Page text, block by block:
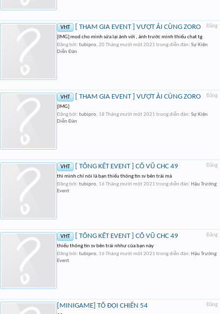
Đăng
VHT [ THAM GIA EVENT ] VƯỢT ẢI CÙNG ZORO
[IMG] mod cho mình sửa lại ảnh với , ảnh trước mình thiếu chat tg
Đăng bởi: tubipro, 20 Tháng mười một 2021 trong diễn đàn: Sự Kiện
Diễn Đàn
Đăng
VHT [ THAM GIA EVENT ] VƯỢT ẢI CÙNG ZORO
[IMG]
Đăng bởi: tubipro, 18 Tháng mười một 2021 trong diễn đàn: Sự Kiện
Diễn Đàn
Đăng
VHT [ TỔNG KẾT EVENT ] CỔ VŨ CHC 49
thì mình chỉ nói là bạn thiếu thông tin sv bên trái mà
Đăng bởi: tubipro, 16 Tháng mười một 2021 trong diễn đàn: Hậu Trường
Event
Đăng
VHT [ TỔNG KẾT EVENT ] CỔ VŨ CHC 49
thiếu thông tin sv bên trái nhhư của bạn này
Đăng bởi: tubipro, 16 Tháng mười một 2021 trong diễn đàn: Hậu Trường
Event
Đăng
[MINIGAME] TỔ ĐỘI CHIẾN 54